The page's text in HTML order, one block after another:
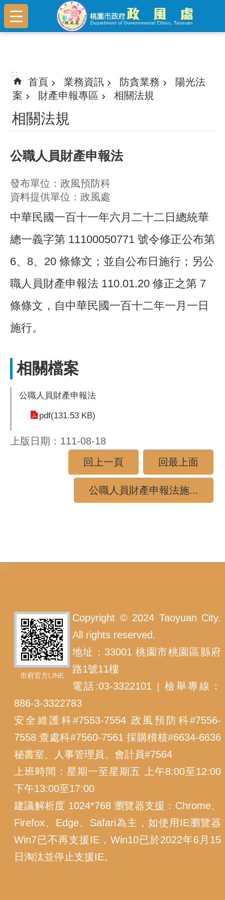
跳到主要內容區塊
:::
:::
首頁 業務資訊 防貪業務
陽光法
案
財產申報專區 相關法規
相關法規
公職人員財產申報法
發布單位：政風預防科
資料提供單位：政風處
中華民國一百十一年六月二十二日總統華
總一義字第 11100050771 號令修正公布第
6、8、20 條條文；並自公布日施行；另公
職人員財產申報法 110.01.20 修正之第 7
條條文，自中華民國一百十二年一月一日
施行。
相關檔案
公職人員財產申報法
pdf(131.53 KB)
上版日期：111-08-18
回上一頁
回最上面
公職人員財產申報法施...
:::
市府官方LINE
Copyright © 2024 Taoyuan City.
All rights reserved.
地址：33001 桃園市桃園區縣府
路1號11樓
電話:03-3322101｜檢舉專線：
886-3-3322783
安全維護科#7553-7554 政風預防科#7556-
7558 查處科#7560-7561 採購稽核#6634-6636
秘書室、人事管理員、會計員#7564
上班時間：星期一至星期五 上午8:00至12:00
下午13:00至17:00
建議解析度 1024*768 瀏覽器支援：Chrome、
Firefox、Edge、Safari為主，如使用IE瀏覽器
Win7已不再支援IE，Win10已於2022年6月15
日淘汰並停止支援IE。